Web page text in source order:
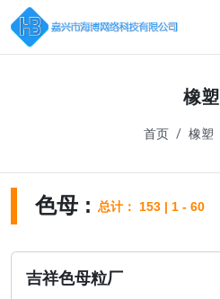
橡塑
首页 橡塑
色母 : 总计： 153 | 1 - 60
吉祥色母粒厂